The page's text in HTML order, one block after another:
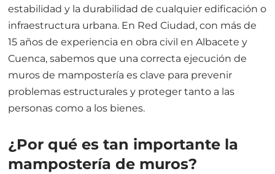
estabilidad y la durabilidad de cualquier edificación o
infraestructura urbana. En Red Ciudad, con más de
15 años de experiencia en obra civil en Albacete y
Cuenca, sabemos que una correcta ejecución de
muros de mampostería es clave para prevenir
problemas estructurales y proteger tanto a las
personas como a los bienes.
¿Por qué es tan importante la
mampostería de muros?